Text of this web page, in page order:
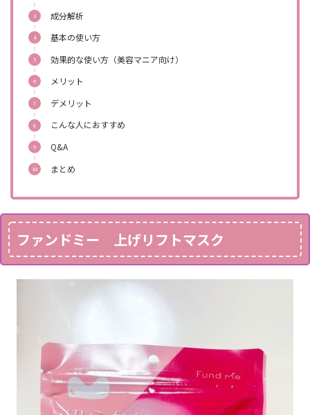
成分解析
基本の使い方
効果的な使い方（美容マニア向け）
メリット
デメリット
こんな人におすすめ
Q&A
まとめ
ファンドミー 上げリフトマスク